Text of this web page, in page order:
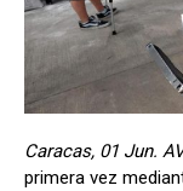
Caracas, 01 Jun.
primera vez